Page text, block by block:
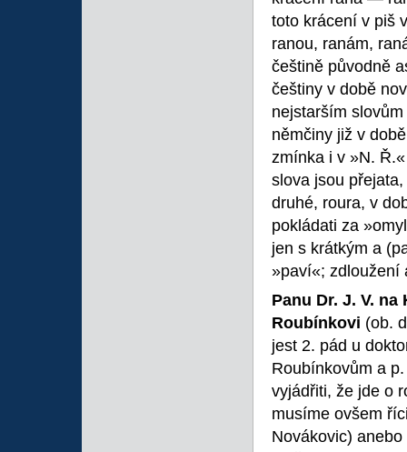
toto krácení v piš
ranou, ranám,
češtině původně
češtiny v době
nejstarším
němčiny již v
zmínka i v »N.
slova jsou
druhé, roura, v
pokládati za
jen s krátkým a
»paví«; zdloužení
Panu Dr. J. V.
Roubínkovi (ob.
jest 2. pád u
Roubínkovům a
vyjádřiti, že jde o
musíme ovšem
Novákovic)